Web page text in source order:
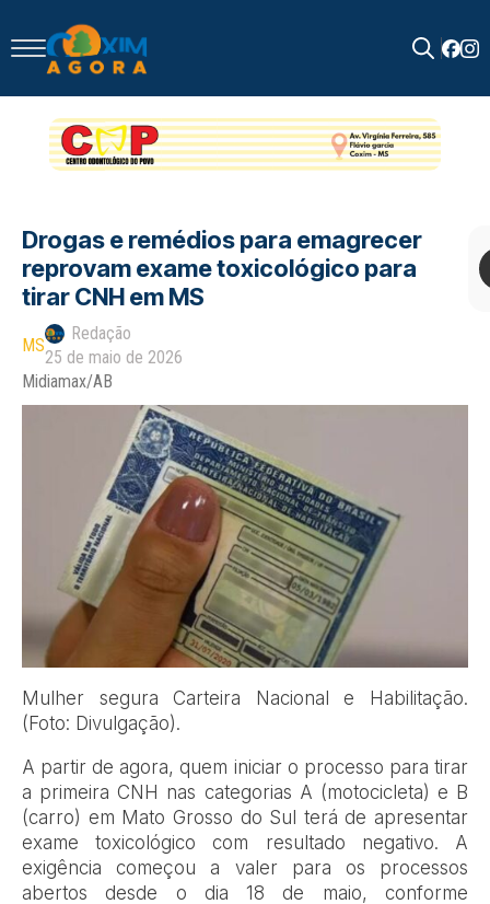
for:
Drogas e remédios para emagrecer
reprovam exame toxicológico para
tirar CNH em MS
MS
Redação
25 de maio de 2026
Midiamax/AB
Mulher segura Carteira Nacional e Habilitação.
(Foto: Divulgação).
A partir de agora, quem iniciar o processo para tirar
a primeira CNH nas categorias A (motocicleta) e B
(carro) em Mato Grosso do Sul terá de apresentar
exame toxicológico com resultado negativo. A
exigência começou a valer para os processos
abertos desde o dia 18 de maio, conforme